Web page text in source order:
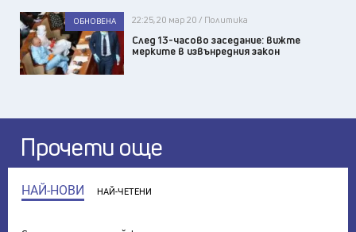
ОБНОВЕНА 22:25, 20 мар 20 / Политика
След 13-часово заседание: вижте
мерките в извънредния закон
Прочети още
НАЙ-НОВИ НАЙ-ЧЕТЕНИ